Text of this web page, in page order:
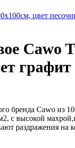
цвет
Cawo
графит
бренда Cawo из
с высокой
раздражения на